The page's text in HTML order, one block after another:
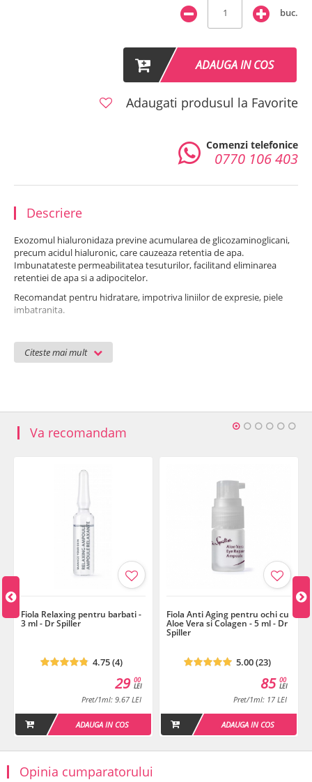
buc.
ADAUGA IN COS
Adaugati produsul la Favorite
Comenzi telefonice
0770 106 403
Descriere
Citeste mai mult
Exozomul hialuronidaza previne acumularea de glicozaminoglicani,
precum acidul hialuronic, care cauzeaza retentia de apa.
Imbunatateste permeabilitatea tesuturilor, facilitand eliminarea
retentiei de apa si a adipocitelor.
Recomandat pentru hidratare, impotriva liniilor de expresie, piele
imbatranita.
Mod de utilizare:
(Nu se sterge produsul!)
mezoterapie cu ace (mezopen)
In cazul tartamentelor de mezoterapie, produsul se foloseste o data
la 2 saptamani sau dupa un interval mai lung. Pentru un rezultat
spectaculos sunt recomandate min. 4 sedinte!
Ingrediente:
Aqua (Water), Hyaluronidase, Mannitol, Milk Exract
Va recomandam
Fiola Relaxing pentru barbati -
3 ml - Dr Spiller
4.75 (4)
00
LEI
29
Pret/1ml: 9.67 LEI
ADAUGA IN COS
Fiola Anti Aging pentru ochi cu
Aloe Vera si Colagen - 5 ml - Dr
Spiller
5.00 (23)
00
LEI
85
Pret/1ml: 17 LEI
ADAUGA IN COS
Opinia cumparatorului